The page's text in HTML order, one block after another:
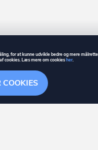
Menu
ownr ApS – CVR nr.: 36 40 88
Glostrup, info@ownr.dk
COOKIES
for at kunne udvikle bedre og mere
cookies. Læs mere om cookiesher.